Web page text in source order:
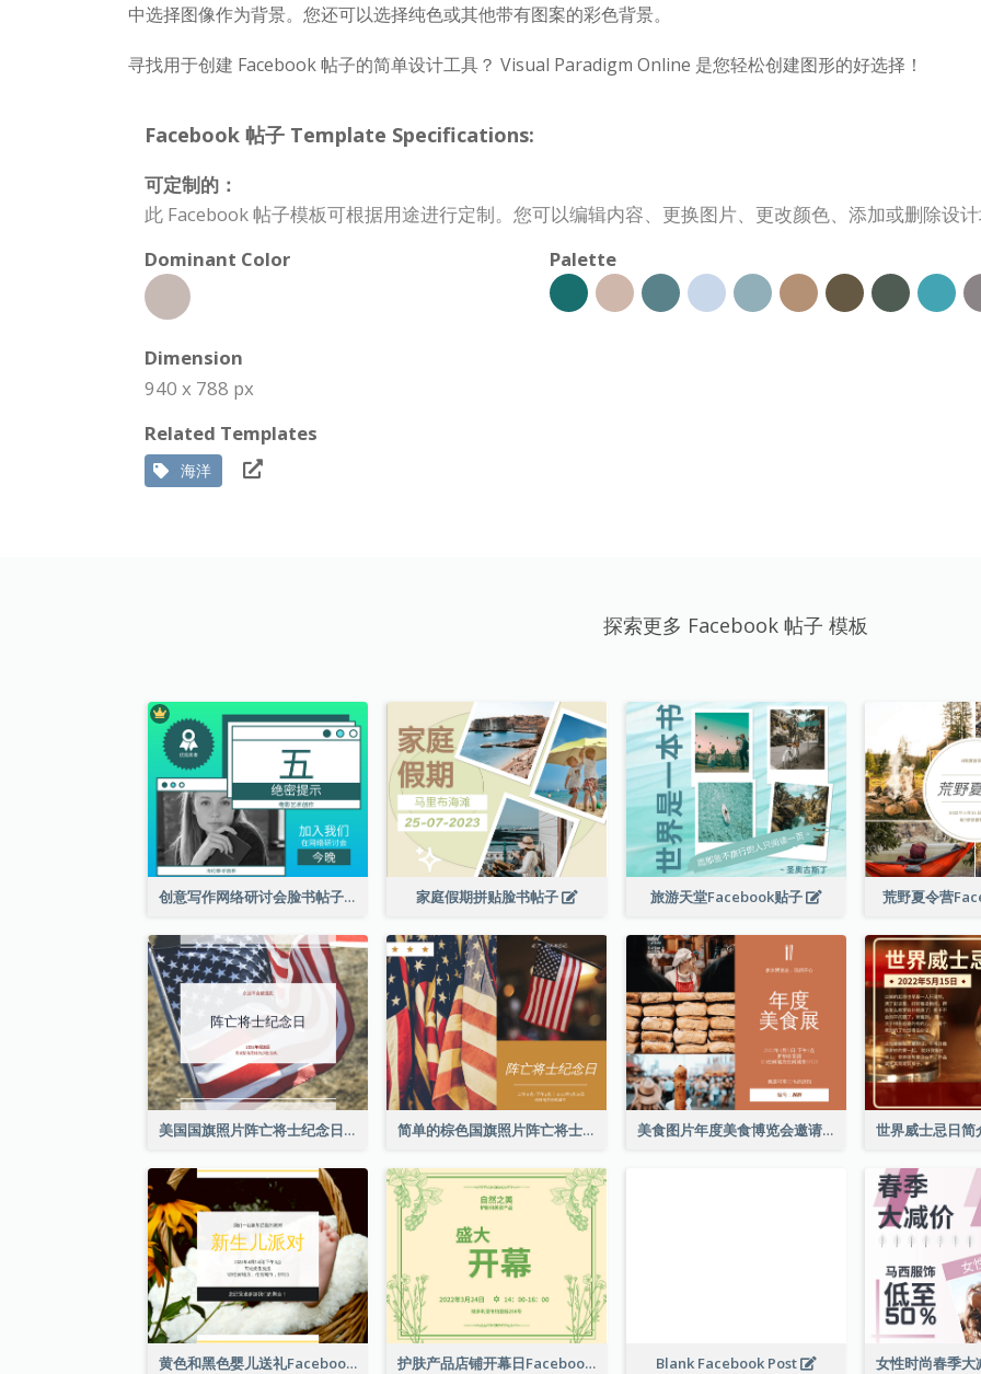
中选择图像作为背景。您还可以选择纯色或其他带有图案的彩色背景。
寻找用于创建 Facebook 帖子的简单设计工具？ Visual Paradigm Online 是您轻松创建图形的好选择！
Facebook 帖子 Template Specifications:
可定制的：
此 Facebook 帖子模板可根据用途进行定制。您可以编辑内容、更换图片、更改颜色、添加或删除设
Dominant Color
Palette
Dimension
940 x 788 px
Related Templates
海洋
探索更多 Facebook 帖子 模板
创意写作网络研讨会脸书帖子 家庭假期拼贴脸书帖子 旅游天堂Facebook贴子 荒野夏令营
美国国旗照片阵亡将士纪念日庆祝活动Facebook帖子 简单的棕色国旗照片阵亡将士纪念日Facebook帖子 美食图片年度美食博览会邀请函Facebook帖子
黄色和黑色婴儿送礼Facebook帖子 护肤产品店铺开幕日Facebook帖子 Blank Facebook Post